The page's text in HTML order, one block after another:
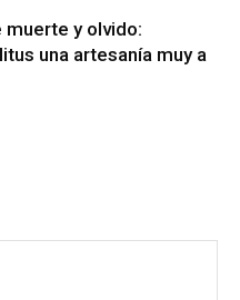
muerte y olvido:
una artesanía muy a